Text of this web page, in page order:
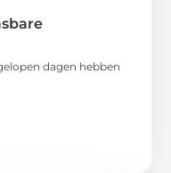
dagen hebben